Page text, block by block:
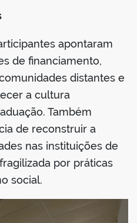
apontaram
de financiamento,
distantes e
a cultura
Também
de reconstruir a
nas instituições de
por práticas
social.